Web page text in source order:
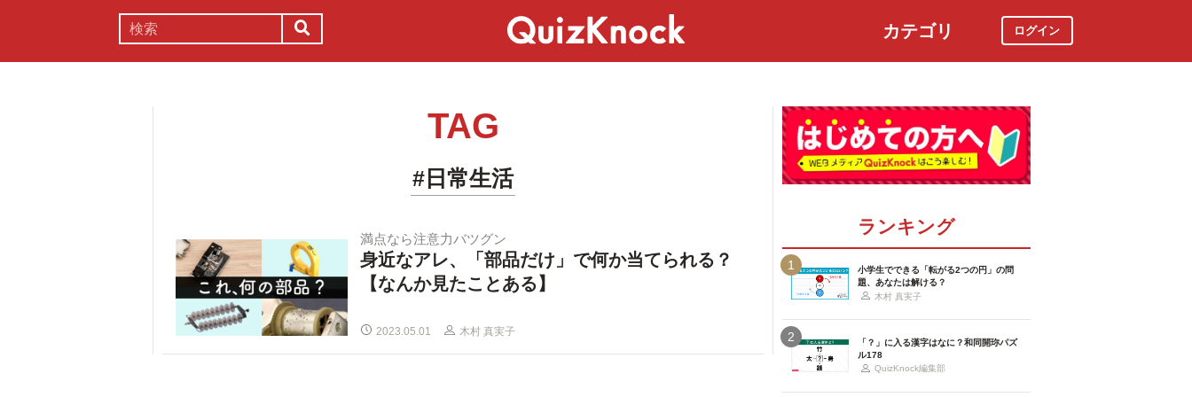
カテゴリ ログイン
TAG
#日常生活
満点なら注意力バツグン
身近なアレ、「部品だけ」で何か当てられる？
【なんか見たことある】
2023.05.01 木村 真実子
ランキング
1
小学生でできる「転がる2つの円」の問
題、あなたは解ける？
木村 真実子
2
「？」に入る漢字はなに？和同開珎パズ
ル178
QuizKnock編集部